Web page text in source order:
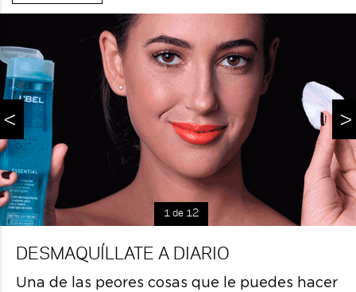
<
1 de 12
DESMAQUÍLLATE A DIARIO
Una de las peores cosas que le puedes hacer
>